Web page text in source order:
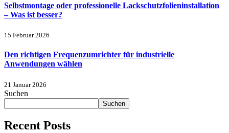
Selbstmontage oder professionelle Lackschutzfolieninstallation
– Was ist besser?
15 Februar 2026
Den richtigen Frequenzumrichter für industrielle
Anwendungen wählen
21 Januar 2026
Suchen
Suchen
Recent Posts